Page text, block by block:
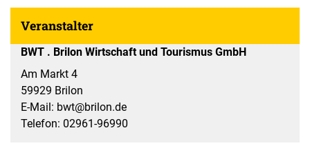
Veranstalter
BWT . Brilon Wirtschaft und Tourismus GmbH
Am Markt 4
59929 Brilon
E-Mail: bwt@brilon.de
Telefon: 02961-96990